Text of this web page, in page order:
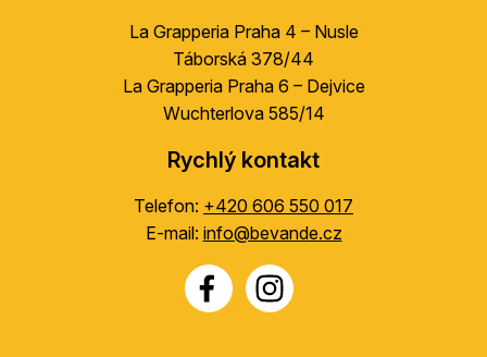
La Grapperia Praha 4 – Nusle
Táborská 378/44
La Grapperia Praha 6 – Dejvice
Wuchterlova 585/14
Rychlý kontakt
Telefon: +420 606 550 017
E-mail: info@bevande.cz